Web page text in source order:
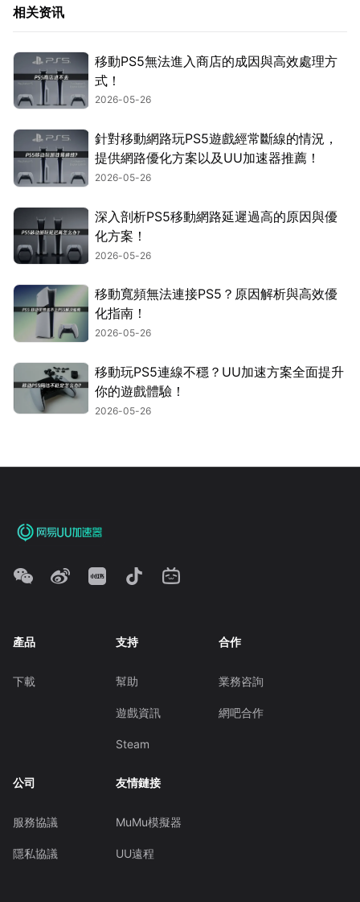
相关资讯
移動PS5無法進入商店的成因與高效處理方
式！
2026-05-26
針對移動網路玩PS5遊戲經常斷線的情況，
提供網路優化方案以及UU加速器推薦！
2026-05-26
深入剖析PS5移動網路延遲過高的原因與優
化方案！
2026-05-26
移動寬頻無法連接PS5？原因解析與高效優
化指南！
2026-05-26
移動玩PS5連線不穩？UU加速方案全面提升
你的遊戲體驗！
2026-05-26
產品
下載
支持
幫助
遊戲資訊
Steam
合作
業務咨詢
網吧合作
公司
服務協議
隱私協議
友情鏈接
MuMu模擬器
UU遠程